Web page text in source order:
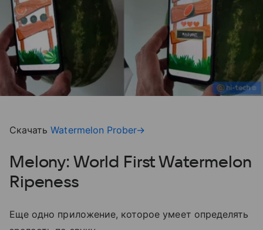
СкачатьWatermelon Prober→
Melony: World First Watermelon
Ripeness
Еще одно приложение, которое умеет определять